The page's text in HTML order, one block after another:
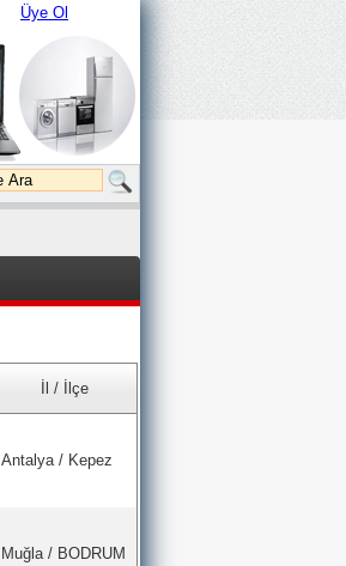
Üye Ol
İl / İlçe
Antalya / Kepez
Muğla / BODRUM